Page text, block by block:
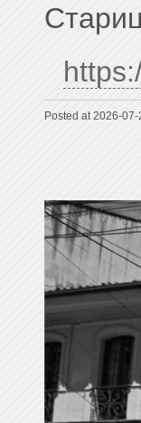
Posted at 2026-07-